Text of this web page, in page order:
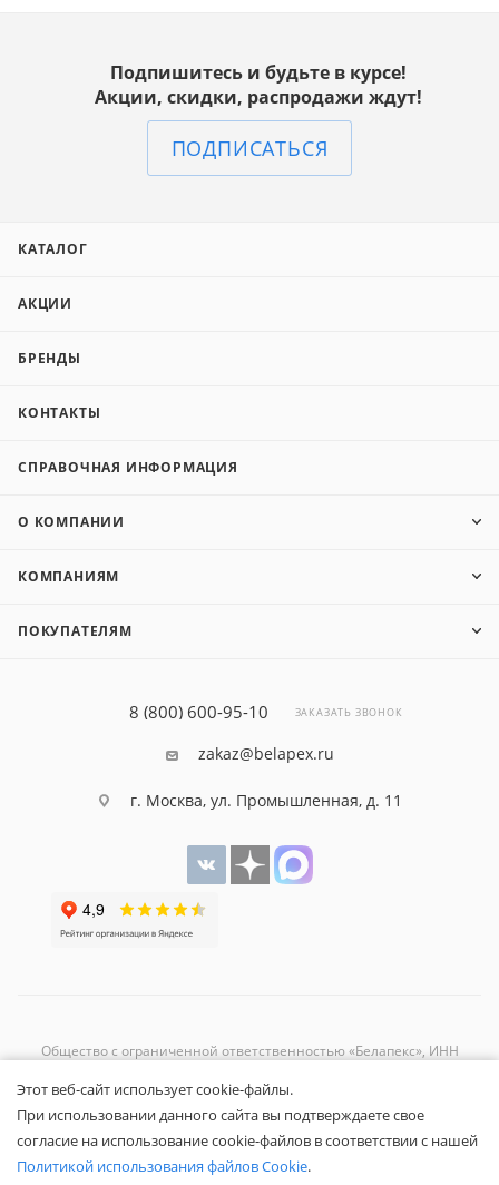
Подпишитесь и будьте в курсе!
Акции, скидки, распродажи ждут!
ПОДПИСАТЬСЯ
КАТАЛОГ
АКЦИИ
БРЕНДЫ
КОНТАКТЫ
СПРАВОЧНАЯ ИНФОРМАЦИЯ
О КОМПАНИИ
КОМПАНИЯМ
ПОКУПАТЕЛЯМ
8 (800) 600-95-10 ЗАКАЗАТЬ ЗВОНОК
zakaz@belapex.ru
г. Москва, ул. Промышленная, д. 11
Общество с ограниченной ответственностью «Белапекс», ИНН
Обращаем ваше внимание, что вся представленная на сайте
информация носит исключительно информационный характер и не
является публичной офертой.
Вы принимаете условияполитики
Этот веб-сайт использует cookie-файлы.
При использовании данного сайта вы подтверждаете свое
согласие на использование cookie-файлов в соответствии с нашей
Политикой использования файлов Cookie.